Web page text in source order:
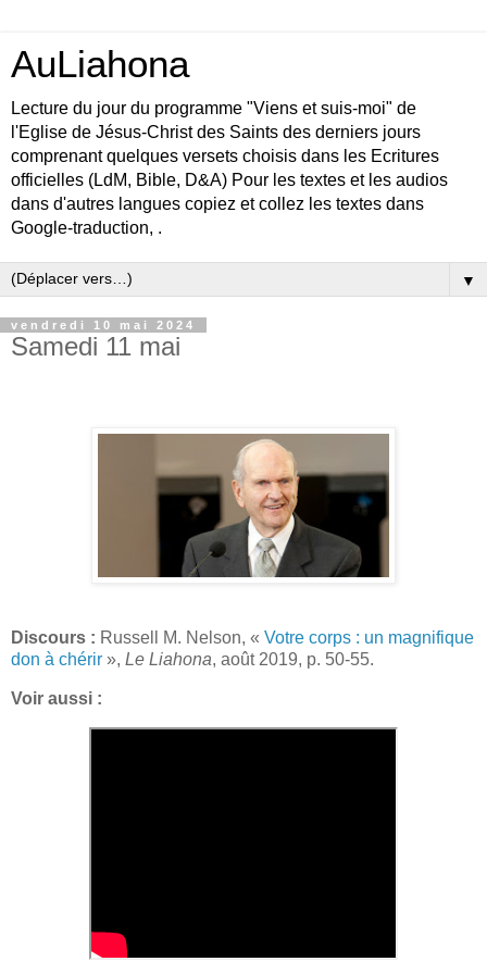
AuLiahona
Lecture du jour du programme "Viens et suis-moi" de
l'Eglise de Jésus-Christ des Saints des derniers jours
comprenant quelques versets choisis dans les Ecritures
officielles (LdM, Bible, D&A) Pour les textes et les audios
dans d'autres langues copiez et collez les textes dans
Google-traduction, .
▼
vendredi 10 mai 2024
Samedi 11 mai
Discours : Russell M. Nelson, « Votre corps : un magnifique
don à chérir », Le Liahona, août 2019, p. 50-55.
Voir aussi :